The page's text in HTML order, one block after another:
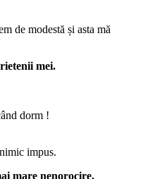
de modestă și asta mă
mei.
dorm !
impus.
mare nenorocire.